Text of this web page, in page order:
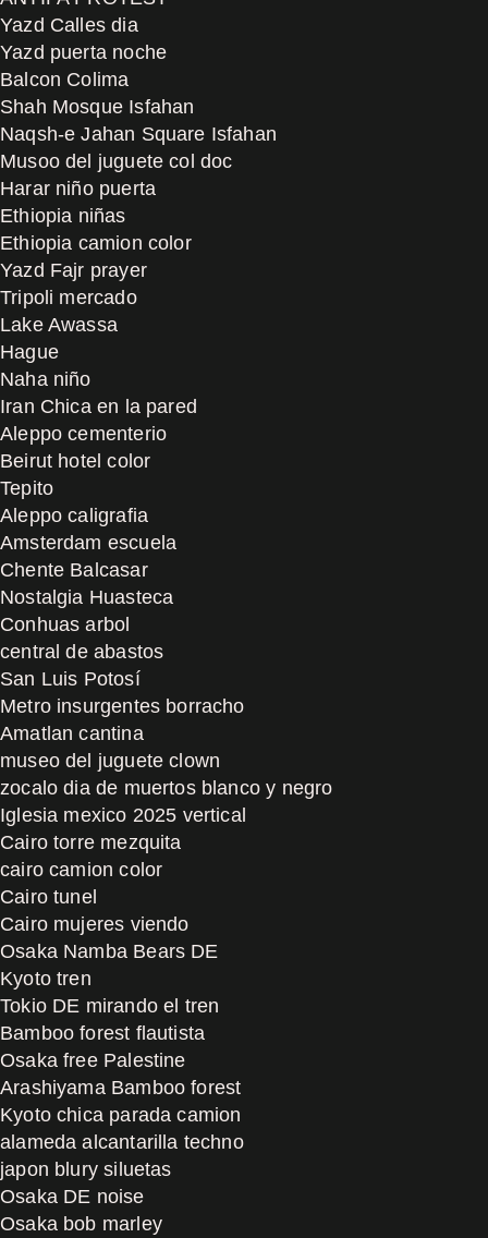
Yazd Calles dia
Yazd puerta noche
Balcon Colima
Shah Mosque Isfahan
Naqsh-e Jahan Square Isfahan
Musoo del juguete col doc
Harar niño puerta
Ethiopia niñas
Ethiopia camion color
Yazd Fajr prayer
Tripoli mercado
Lake Awassa
Hague
Naha niño
Iran Chica en la pared
Aleppo cementerio
Beirut hotel color
Tepito
Aleppo caligrafia
Amsterdam escuela
Chente Balcasar
Nostalgia Huasteca
Conhuas arbol
central de abastos
San Luis Potosí
Metro insurgentes borracho
Amatlan cantina
museo del juguete clown
zocalo dia de muertos blanco y negro
Iglesia mexico 2025 vertical
Cairo torre mezquita
cairo camion color
Cairo tunel
Cairo mujeres viendo
Osaka Namba Bears DE
Kyoto tren
Tokio DE mirando el tren
Bamboo forest flautista
Osaka free Palestine
Arashiyama Bamboo forest
Kyoto chica parada camion
alameda alcantarilla techno
japon blury siluetas
Osaka DE noise
Osaka bob marley